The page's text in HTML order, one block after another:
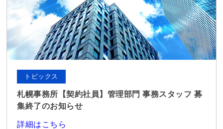
トピックス
札幌事務所【契約社員】管理部門 事務スタッフ 募
集終了のお知らせ
詳細はこちら